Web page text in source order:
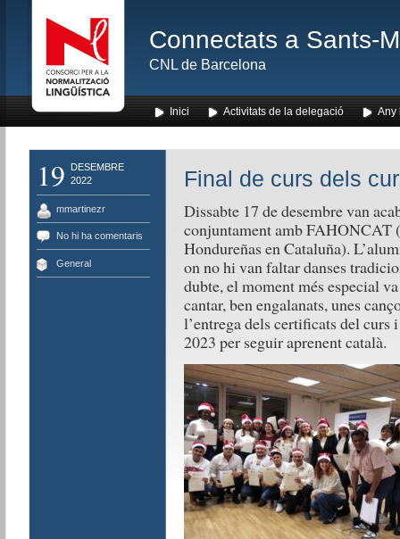
Connectats a Sants-
CNL de Barcelona
Inici Activitats de la delegació Any
19
DESEMBRE
2022
mmartinezr
No hi ha comentaris
General
Final de curs dels
Dissabte 17 de desembre van
conjuntament amb FAHONCAT
Hondureñas en Cataluña).
on no hi van faltar danses
dubte, el moment més especial
cantar, ben engalanats, unes
l’entrega dels certificats del curs
2023 per seguir aprenent català.